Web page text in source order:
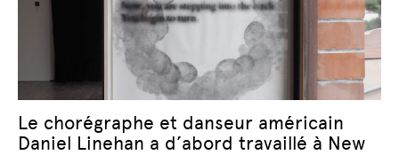
Le chorégraphe et danseur américain
Daniel Linehan a d’abord travaillé à New